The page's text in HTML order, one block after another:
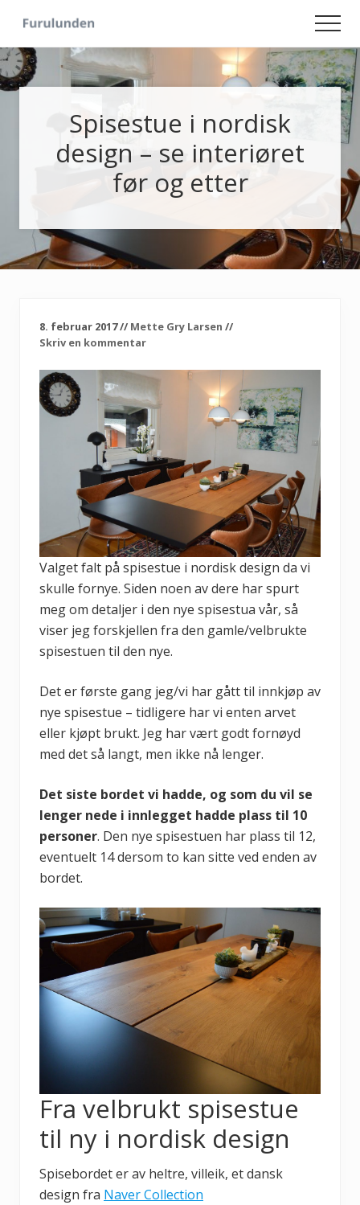
main
content
primary
sidebar
Hageliv
-
Lise
for
Spisestue i nordisk
design – se interiøret
før og etter
8. februar 2017// Mette Gry Larsen //
Skriv en kommentar
Valget falt på spisestue i nordisk design da vi
skulle fornye. Siden noen av dere har spurt
meg om detaljer i den nye spisestua vår, så
viser jeg forskjellen fra den gamle/velbrukte
spisestuen til den nye.
Det er første gang jeg/vi har gått til innkjøp av
nye spisestue – tidligere har vi enten arvet
eller kjøpt brukt. Jeg har vært godt fornøyd
med det så langt, men ikke nå lenger.
Det siste bordet vi hadde, og som du vil se
lenger nede i innlegget hadde plass til 10
personer. Den nye spisestuen har plass til 12,
eventuelt 14 dersom to kan sitte ved enden av
bordet.
Fra velbrukt spisestue
til ny i nordisk design
Spisebordet er av heltre, villeik, et dansk
design fra Naver Collection